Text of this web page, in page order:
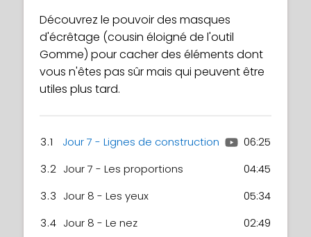
Découvrez le pouvoir des masques
d'écrêtage (cousin éloigné de l'outil
Gomme) pour cacher des éléments dont
vous n'êtes pas sûr mais qui peuvent être
utiles plus tard.
3.1 Jour 7 - Lignes de construction
06:25
3.2 Jour 7 - Les proportions
04:45
3.3 Jour 8 - Les yeux
05:34
3.4 Jour 8 - Le nez
02:49